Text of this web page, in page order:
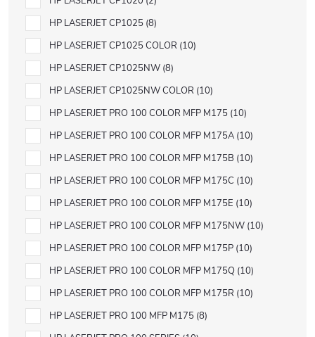
HP LASERJET CP1025 8
HP LASERJET CP1025 COLOR 10
HP LASERJET CP1025NW 8
HP LASERJET CP1025NW COLOR 10
HP LASERJET PRO 100 COLOR MFP M175 10
HP LASERJET PRO 100 COLOR MFP M175A 10
HP LASERJET PRO 100 COLOR MFP M175B 10
HP LASERJET PRO 100 COLOR MFP M175C 10
HP LASERJET PRO 100 COLOR MFP M175E 10
HP LASERJET PRO 100 COLOR MFP M175NW 10
HP LASERJET PRO 100 COLOR MFP M175P 10
HP LASERJET PRO 100 COLOR MFP M175Q 10
HP LASERJET PRO 100 COLOR MFP M175R 10
HP LASERJET PRO 100 MFP M175 8